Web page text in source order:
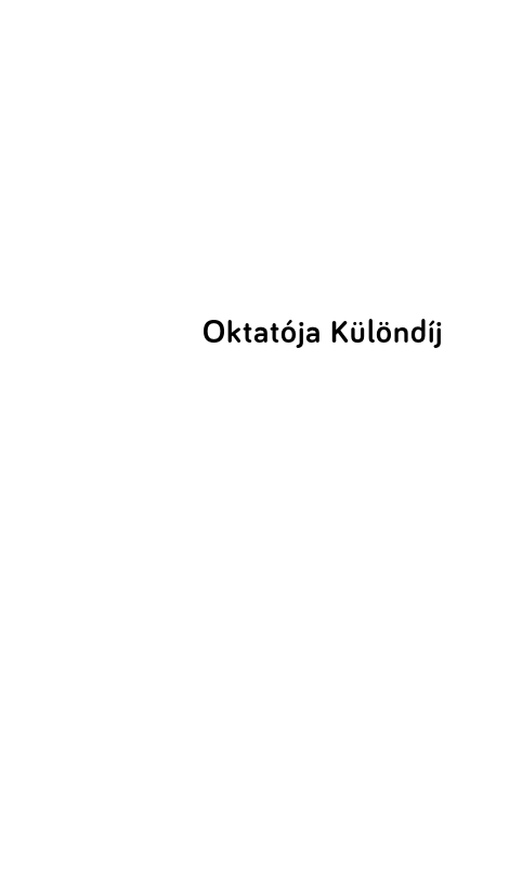
Oktatója Különdíj